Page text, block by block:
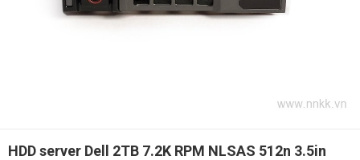
HDD server Dell 2TB 7.2K RPM NLSAS 512n 3.5in